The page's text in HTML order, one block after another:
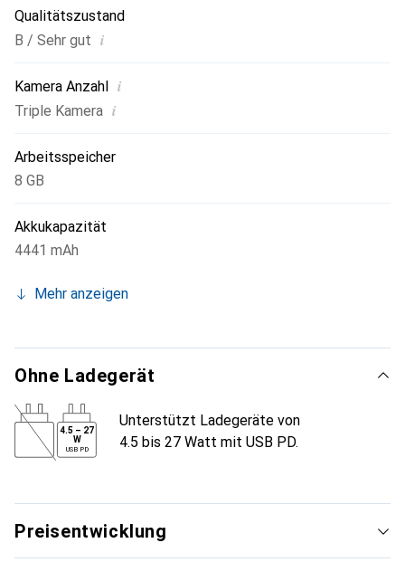
Qualitätszustand
B / Sehr gut i
Kamera Anzahl i
Triple Kamera i
Arbeitsspeicher
8 GB
Akkukapazität
4441 mAh
Mehr anzeigen
Ohne Ladegerät
4.5 – 27
W
USB PD
Unterstützt Ladegeräte von
4.5 bis 27 Watt mit USB PD.
Preisentwicklung